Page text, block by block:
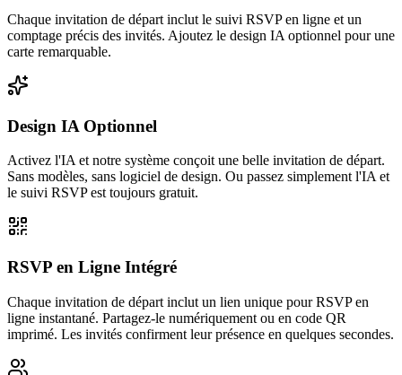
Chaque invitation de départ inclut le suivi RSVP en ligne et un
comptage précis des invités. Ajoutez le design IA optionnel pour une
carte remarquable.
Design IA Optionnel
Activez l'IA et notre système conçoit une belle invitation de départ.
Sans modèles, sans logiciel de design. Ou passez simplement l'IA et
le suivi RSVP est toujours gratuit.
RSVP en Ligne Intégré
Chaque invitation de départ inclut un lien unique pour RSVP en
ligne instantané. Partagez-le numériquement ou en code QR
imprimé. Les invités confirment leur présence en quelques secondes.